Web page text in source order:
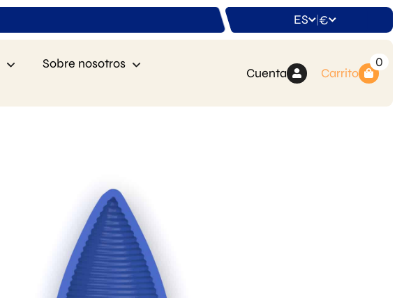
ES | €
Sobre nosotros
Cuenta
0
Carrito